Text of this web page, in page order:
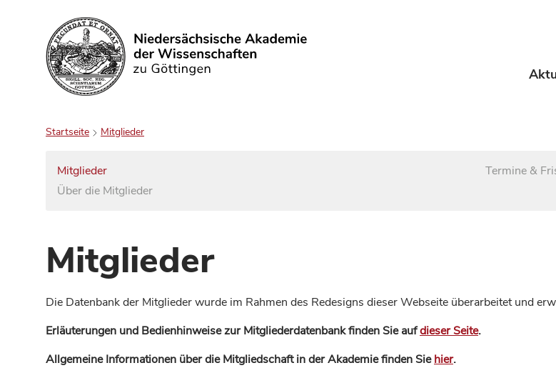
Suchen
Startseite Mitglieder
Mitglieder
Über die Mitglieder
Termine &
Mitglieder
Die Datenbank der Mitglieder wurde im Rahmen des Redesigns dieser Webseite überarbeitet und
Erläuterungen und Bedienhinweise zur Mitgliederdatenbank finden Sie aufdieser Seite.
Allgemeine Informationen über die Mitgliedschaft in der Akademie finden Siehier.